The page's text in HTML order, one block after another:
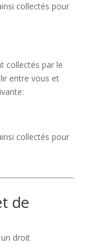
collectés pour
collectés par le
entre vous et
collectés pour
de
droit